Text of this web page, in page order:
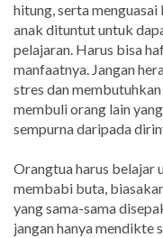
hitung, serta
anak dituntut untuk
pelajaran. Harus bisa
manfaatnya. Jangan
stres dan
membuli orang lain
sempurna daripada
Orangtua harus belajar
membabi buta,
yang sama-sama
jangan hanya mendikte